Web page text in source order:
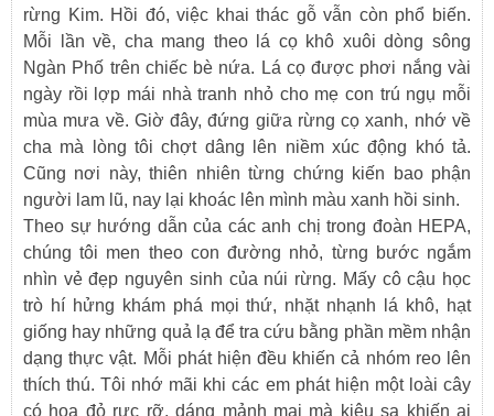
rừng Kim. Hồi đó, việc khai thác gỗ vẫn còn phổ biến.
Mỗi lần về, cha mang theo lá cọ khô xuôi dòng sông
Ngàn Phố trên chiếc bè nứa. Lá cọ được phơi nắng vài
ngày rồi lợp mái nhà tranh nhỏ cho mẹ con trú ngụ mỗi
mùa mưa về. Giờ đây, đứng giữa rừng cọ xanh, nhớ về
cha mà lòng tôi chợt dâng lên niềm xúc động khó tả.
Cũng nơi này, thiên nhiên từng chứng kiến bao phận
người lam lũ, nay lại khoác lên mình màu xanh hồi sinh.
Theo sự hướng dẫn của các anh chị trong đoàn HEPA,
chúng tôi men theo con đường nhỏ, từng bước ngắm
nhìn vẻ đẹp nguyên sinh của núi rừng. Mấy cô cậu học
trò hí hửng khám phá mọi thứ, nhặt nhạnh lá khô, hạt
giống hay những quả lạ để tra cứu bằng phần mềm nhận
dạng thực vật. Mỗi phát hiện đều khiến cả nhóm reo lên
thích thú. Tôi nhớ mãi khi các em phát hiện một loài cây
có hoa đỏ rực rỡ, dáng mảnh mai mà kiêu sa khiến ai